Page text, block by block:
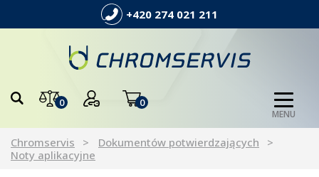
+420 274 021 211
0 0
MENU
Chromservis
Dokumentów potwierdzających
Noty aplikacyjne